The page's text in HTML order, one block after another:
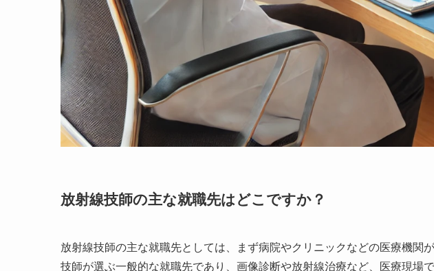
放射線技師の主な就職先はどこですか？
放射線技師の主な就職先としては、まず病院やクリニックなどの医療機関
技師が選ぶ一般的な就職先であり、画像診断や放射線治療など、医療現場